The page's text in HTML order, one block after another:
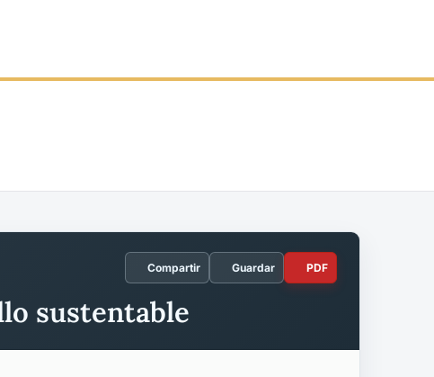
Compartir Guardar PDF
sustentable